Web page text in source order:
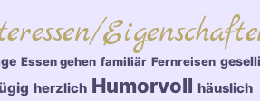
Essen gehen familiär Fernreisen
herzlich Humorvoll häuslich